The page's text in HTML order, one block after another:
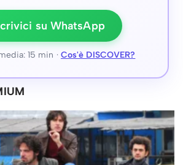
su WhatsApp
15 min · Cos'è DISCOVER?